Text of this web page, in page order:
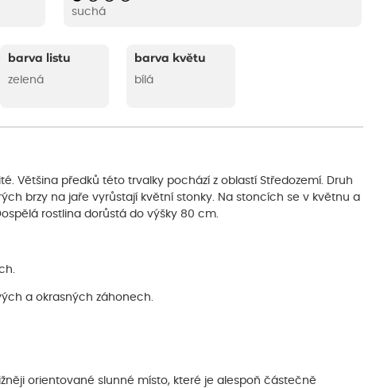
suchá
barva listu
zelená
barva květu
bílá
Většina předků této trvalky pochází z oblastí Středozemí. Druh
brzy na jaře vyrůstají květní stonky. Na stoncích se v květnu a
rostlina dorůstá do výšky 80 cm.
a okrasných záhonech.
orientované slunné místo, které je alespoň částečně